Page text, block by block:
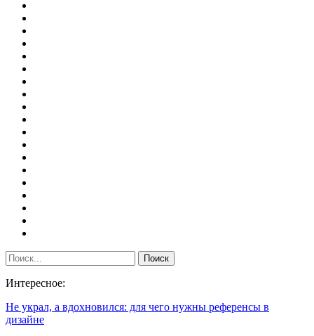
Интересное:
Не украл, а вдохновился: для чего нужны референсы в
дизайне